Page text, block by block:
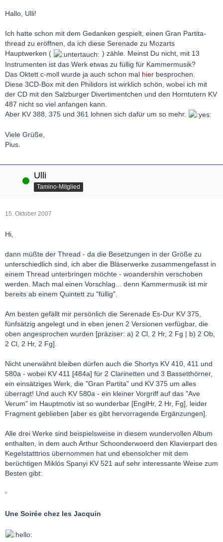
Hallo, Ulli!
Ich hatte schon mit dem Gedanken gespielt, einen Gran Partita-
thread zu eröffnen, da ich diese Serenade zu Mozarts
Hauptwerken (
) zähle. Meinst Du nicht, mit 13
Instrumenten ist das Werk etwas zu füllig für Kammermusik?
Das Oktett c-moll wurde ja auch schon mal hier besprochen.
Diese 3CD-Box mit den Philidors ist wirklich schön, wobei ich mit
der CD mit den Salzburger Divertimentchen und den Horntutern KV
487 nicht so viel anfangen kann.
Aber KV 388, 375 und 361 lohnen sich dafür um so mehr.
Viele Grüße,
Pius.
Online Ulli
Tamino-Mitglied
15. Oktober 2007
Hi,
dann müßte der Thread - da die Besetzungen in der Größe zu
unterschiedlich sind, ich aber die Bläserwerke zusammengefasst in
einem Thread unterbringen möchte - woandershin verschoben
werden. Mach mal einen Vorschlag... denn Kammermusik ist mir
bereits ab einem Quintett zu "füllig".
Am besten gefällt mir persönlich die Serenade Es-Dur KV 375,
fünfsätzig angelegt und in eben jenen 2 Versionen verfügbar, die
oben angesprochen wurden [präziser: a) 2 Cl, 2 Hr, 2 Fg | b) 2 Ob,
2 Cl, 2 Hr, 2 Fg].
Nicht unerwähnt bleiben dürfen auch die Shortys KV 410, 411 und
580a - wobei KV 411 [484a] für 2 Clarinetten und 3 Bassetthörner,
ein einsätziges Werk, die "Gran Partita" und KV 375 um alles
überragt! Und auch KV 580a - ein kleiner Vorgriff auf das "Ave
Verum" im Hauptmotiv ist so wunderbar [EnglHr, 2 Hr, Fg], leider
Fragment geblieben [aber es gibt hervorragende Ergänzungen].
Alle drei Werke sind beispielsweise in diesem wundervollen Album
enthalten, in dem auch Arthur Schoonderwoerd den Klavierpart des
Kegelstatttrios übernommen hat und ebensolcher mit dem
berüchtigen Miklós Spanyi KV 521 auf sehr interessante Weise zum
Besten gibt:
Une Soirée chez les Jacquin